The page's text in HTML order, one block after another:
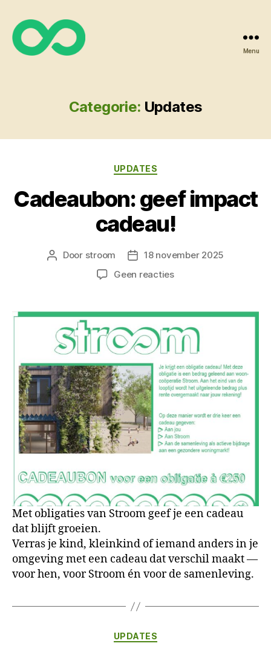
Menu
Categorie: Updates
Categorieën
UPDATES
Cadeaubon: geef impact
cadeau!
Berichtauteur
Door stroom Berichtdatum
18 november 2025
Geen reactiesop
impact
cadeau!
Met obligaties van Stroom geef je een cadeau
dat blijft groeien.
Verras je kind, kleinkind of iemand anders in je
omgeving met een cadeau dat verschil maakt —
voor hen, voor Stroom én voor de samenleving.
Categorieën
UPDATES